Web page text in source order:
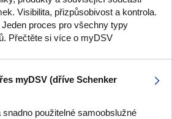
Visibilita, přizpůsobivost a kontrola.
proces pro všechny typy
Přečtěte si více o myDSV
myDSV (dříve Schenker
použitelné samoobslužné